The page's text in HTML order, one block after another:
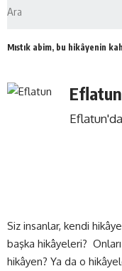
Mıstık abim, bu hikâyenin
Eflatun
Siz insanlar, kendi
başka hikâyeleri?
hikâyen? Ya da o